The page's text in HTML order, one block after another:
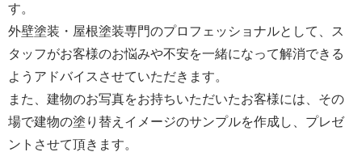
す。
外壁塗装・屋根塗装専門のプロフェッショナルとして、ス
タッフがお客様のお悩みや不安を一緒になって解消できる
ようアドバイスさせていただきます。
また、建物のお写真をお持ちいただいたお客様には、その
場で建物の塗り替えイメージのサンプルを作成し、プレゼ
ントさせて頂きます。